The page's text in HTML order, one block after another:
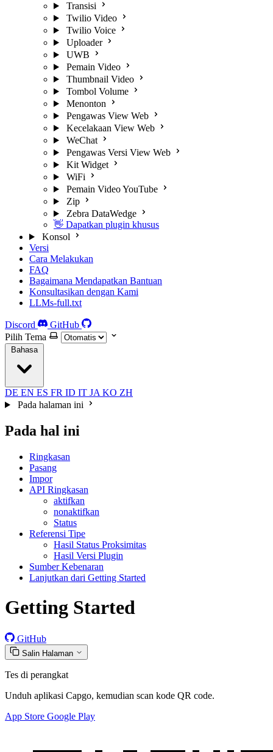
Transisi
Twilio Video
Twilio Voice
Uploader
UWB
Pemain Video
Thumbnail Video
Tombol Volume
Menonton
Pengawas View Web
Kecelakaan View Web
WeChat
Pengawas Versi View Web
Kit Widget
WiFi
Pemain Video YouTube
Zip
Zebra DataWedge
👋 Dapatkan plugin khusus
Konsol
Versi
Cara Melakukan
FAQ
Bagaimana Mendapatkan Bantuan
Konsultasikan dengan Kami
LLMs-full.txt
Discord
GitHub
Pilih Tema
Bahasa
DE EN ES FR ID IT JA KO ZH
Pada halaman ini
Pada hal ini
Ringkasan
Pasang
Impor
API Ringkasan
aktifkan
nonaktifkan
Status
Referensi Tipe
Hasil Status Proksimitas
Hasil Versi Plugin
Sumber Kebenaran
Lanjutkan dari Getting Started
Getting Started
GitHub
Salin Halaman
Tes di perangkat
Unduh aplikasi Capgo, kemudian scan kode QR code.
App Store Google Play